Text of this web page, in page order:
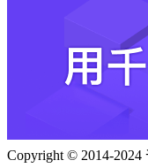
Copyright © 2014-